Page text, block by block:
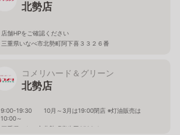
北勢店
店舗HPをご確認ください
三重県いなべ市北勢町阿下喜３３２６番
コメリハード＆グリーン
北勢店
9:00-19:30 10月～3月は19:00閉店 ※灯油販売は
10:00～
三重県いなべ市北勢町麻生田3586-1